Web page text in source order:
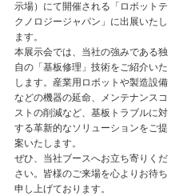
示場）にて開催される「ロボットテ
クノロジージャパン」に出展いたし
ます。
本展示会では、当社の強みである独
自の「基板修理」技術をご紹介いた
します。産業用ロボットや製造設備
などの機器の延命、メンテナンスコ
ストの削減など、基板トラブルに対
する革新的なソリューションをご提
案いたします。
ぜひ、当社ブースへお立ち寄りくだ
さい。皆様のご来場を心よりお待ち
申し上げております。